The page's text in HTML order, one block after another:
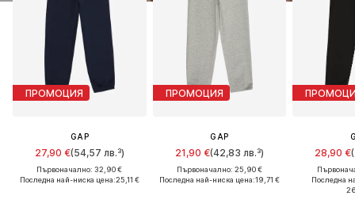
ПРОМОЦИЯ
GAP
27,90 €(54,57 лв.³)
Първоначално: 32,90 €
Последна най-ниска цена:25,11 €
ПРОМОЦИЯ
GAP
21,90 €(42,83 лв.³)
Първоначално: 25,90 €
Последна най-ниска цена:19,71 €
28,90 €
Последна